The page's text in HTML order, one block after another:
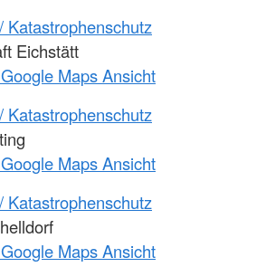
Katastrophenschutz
Eichstätt
Maps Ansicht
Katastrophenschutz
Maps Ansicht
Katastrophenschutz
Maps Ansicht